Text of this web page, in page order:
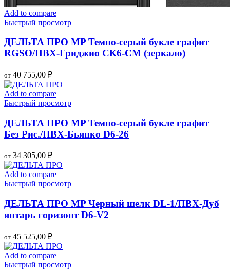
Add to compare
Быстрый просмотр
ДЕЛЬТА ПРО MP Темно-серый букле графит
RGSO/ПВХ-Гриджио СК6-СМ (зеркало)
от 40 755,00 ₽
Add to compare
Быстрый просмотр
ДЕЛЬТА ПРО MP Темно-серый букле графит
Без Рис./ПВХ-Бьянко D6-26
от 34 305,00 ₽
Add to compare
Быстрый просмотр
ДЕЛЬТА ПРО MP Черный шелк DL-1/ПВХ-Дуб
янтарь горизонт D6-V2
от 45 525,00 ₽
Add to compare
Быстрый просмотр